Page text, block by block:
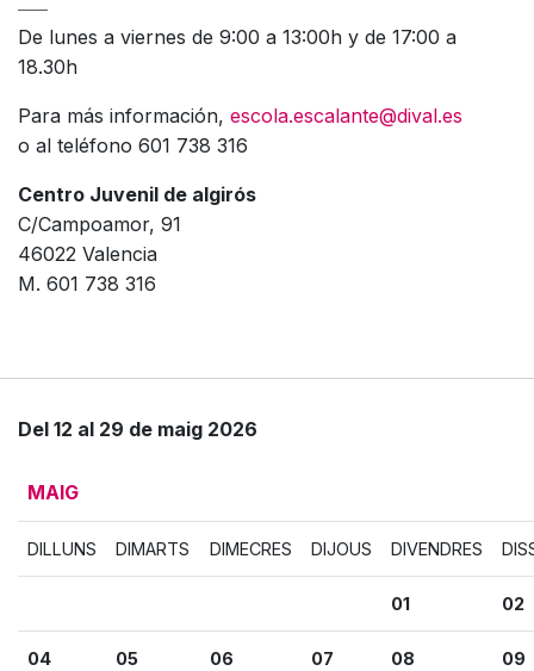
De lunes a viernes de 9:00 a 13:00h y de 17:00 a
18.30h
Para más información, escola.escalante@dival.es
o al teléfono 601 738 316
Centro Juvenil de algirós
C/Campoamor, 91
46022 Valencia
M. 601 738 316
Del 12 al 29 de maig 2026
MAIG
DILLUNS DIMARTS DIMECRES DIJOUS DIVENDRES
01 02
04 05 06 07 08 09